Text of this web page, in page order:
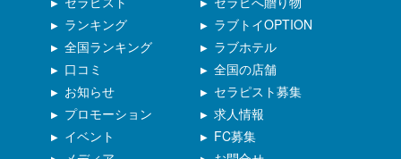
プロモーション
ラブホテル
イベント
全国の店舗
セラピスト募集
ランキング
求人情報
全国ランキング
FC募集
口コミ
お知らせ
ラブトイOPTION